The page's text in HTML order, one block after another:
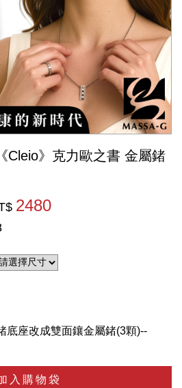
Cleio》克力歐之書 金屬鍺
2480
底座改成雙面鑲金屬鍺(3顆)--
入購物袋